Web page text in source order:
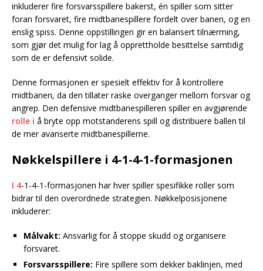
inkluderer fire forsvarsspillere bakerst, én spiller som sitter
foran forsvaret, fire midtbanespillere fordelt over banen, og en
enslig spiss. Denne oppstillingen gir en balansert tilnærming,
som gjør det mulig for lag å opprettholde besittelse samtidig
som de er defensivt solide.
Denne formasjonen er spesielt effektiv for å kontrollere
midtbanen, da den tillater raske overganger mellom forsvar og
angrep. Den defensive midtbanespilleren spiller en avgjørende
rolle i å bryte opp motstanderens spill og distribuere ballen til
de mer avanserte midtbanespillerne.
Nøkkelspillere i 4-1-4-1-formasjonen
I 4-1-4-1-formasjonen har hver spiller spesifikke roller som
bidrar til den overordnede strategien. Nøkkelposisjonene
inkluderer:
Målvakt: Ansvarlig for å stoppe skudd og organisere
forsvaret.
Forsvarsspillere: Fire spillere som dekker baklinjen, med